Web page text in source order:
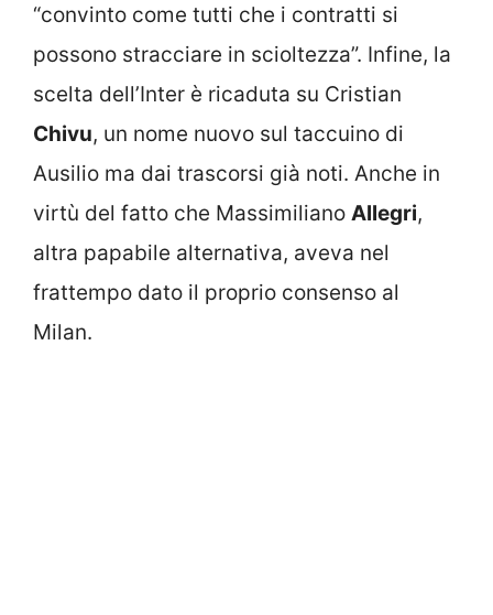
“convinto come tutti che i contratti si
possono stracciare in scioltezza”. Infine, la
scelta dell’Inter è ricaduta su Cristian
Chivu, un nome nuovo sul taccuino di
Ausilio ma dai trascorsi già noti. Anche in
virtù del fatto che Massimiliano Allegri,
altra papabile alternativa, aveva nel
frattempo dato il proprio consenso al
Milan.